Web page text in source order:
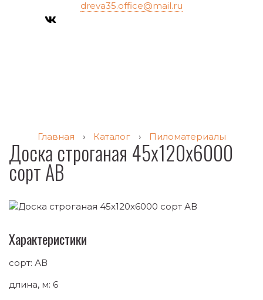
dreva35.office@mail.ru
Главная › Каталог › Пиломатериалы
Доска строганая 45х120х6000
сорт АВ
Характеристики
сорт: АВ
длина, м: 6